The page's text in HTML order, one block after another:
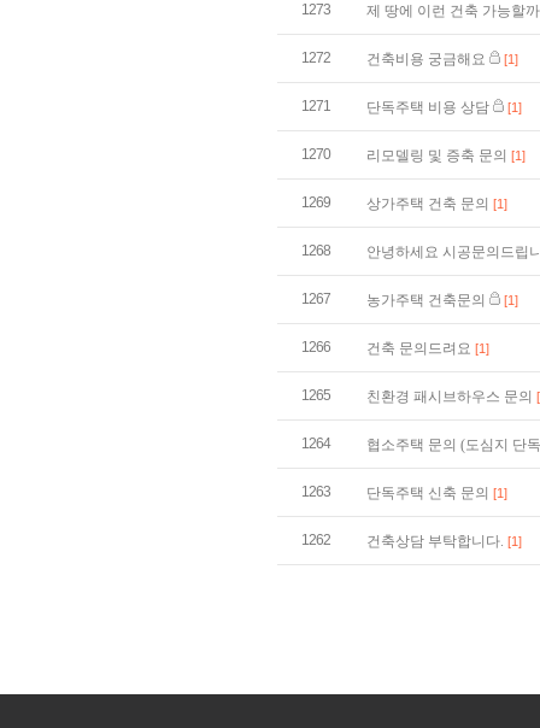
1273 제 땅에 이런 건축 가능할
1272 건축비용 궁금해요 [1]
1271 단독주택 비용 상담 [1]
1270 리모델링 및 증축 문의 [1]
1269 상가주택 건축 문의 [1]
1268 안녕하세요 시공문의드립
1267 농가주택 건축문의 [1]
1266 건축 문의드려요 [1]
1265 친환경 패시브하우스 문의
1264 협소주택 문의 (도심지 단
1263 단독주택 신축 문의 [1]
1262 건축상담 부탁합니다. [1]